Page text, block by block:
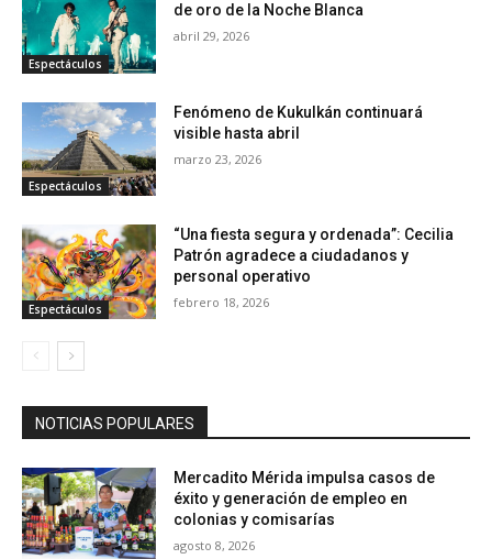
Espectáculos
de oro de la Noche Blanca
abril 29, 2026
Espectáculos
Fenómeno de Kukulkán continuará
visible hasta abril
marzo 23, 2026
Espectáculos
“Una fiesta segura y ordenada”: Cecilia
Patrón agradece a ciudadanos y
personal operativo
febrero 18, 2026
NOTICIAS POPULARES
Mercadito Mérida impulsa casos de
éxito y generación de empleo en
colonias y comisarías
agosto 8, 2026